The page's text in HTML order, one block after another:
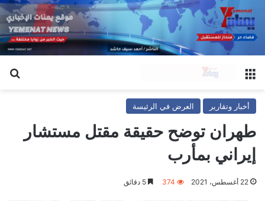
أخبار وتقارير العرض في الرئيسة
طهران توضح حقيقة مقتل مستشار
إيراني بمأرب
22 أغسطس، 2021 374